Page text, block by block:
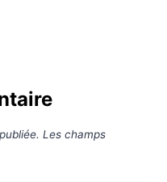
Les champs